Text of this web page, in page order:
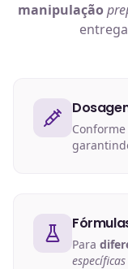
manipulação
Conforme
Para
específicas